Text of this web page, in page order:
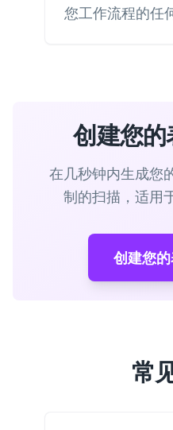
您工作流程的任
创建您
在几秒钟内生成您
制的扫描，适用
创建您
常